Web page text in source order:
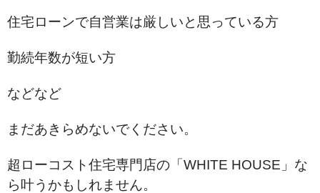
住宅ローンで自営業は厳しいと思っている方
勤続年数が短い方
などなど
まだあきらめないでください。
超ローコスト住宅専門店の「WHITE HOUSE」な
ら叶うかもしれません。